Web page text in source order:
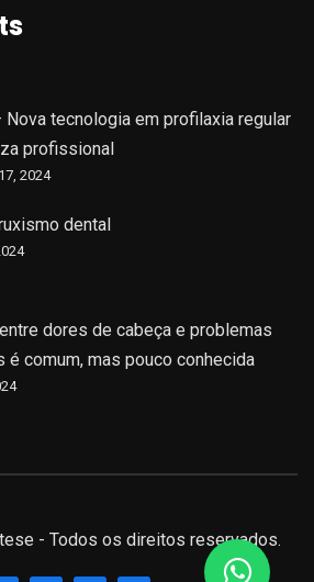
tecnologia em profilaxia regular
profissional
2024
dental
dores de cabeça e problemas
é comum, mas pouco conhecida
- Todos os direitos reservados.